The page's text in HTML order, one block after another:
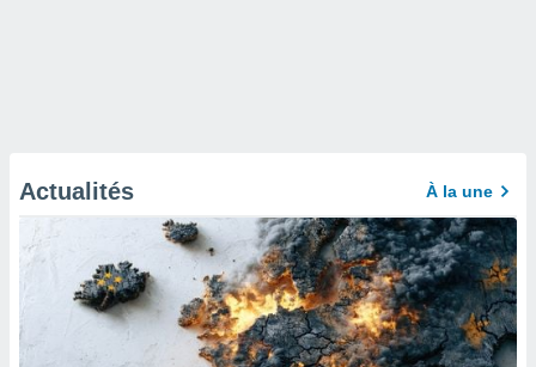
Actualités À la une